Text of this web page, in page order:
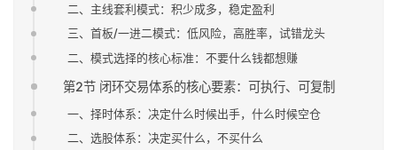
二、主线套利模式：积少成多，稳定盈利
三、首板/一进二模式：低风险，高胜率，试错龙头
二、模式选择的核心标准：不要什么钱都想赚
第2节 闭环交易体系的核心要素：可执行、可复制
一、择时体系：决定什么时候出手，什么时候空仓
二、选股体系：决定买什么，不买什么